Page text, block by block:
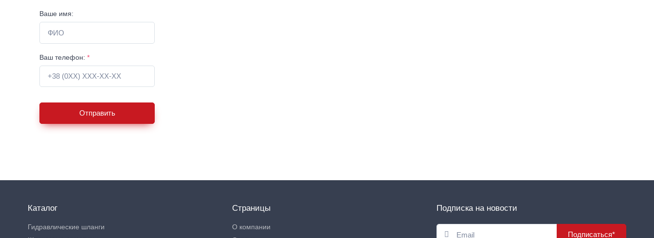
Ваше имя:
Ваш телефон: *
Отправить
Каталог
Гидравлические шланги
Страницы
О компании
Подписка на новости
Подписаться*